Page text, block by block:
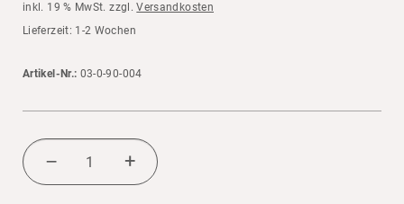
inkl. 19 % MwSt. zzgl.Versandkosten
Liefer­zeit: 1-2 Wochen
Artikel-Nr.: 03-0-90-004
DREH­
WIRBEL
FÜR
ENTKOPP­
– +